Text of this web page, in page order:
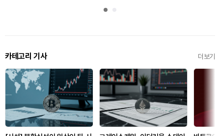
카테고리 기사 더보기